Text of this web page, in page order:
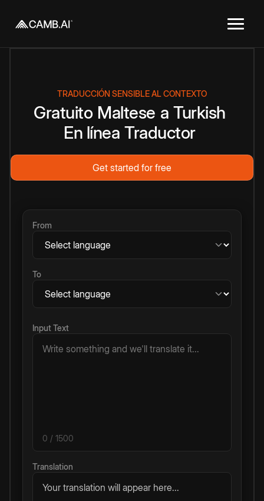
TRADUCCIÓN SENSIBLE AL CONTEXTO
Gratuito Maltese a Turkish
En línea Traductor
Get started for free
From
To
Input Text
0 / 1500
Translation
Your translation will appear here...